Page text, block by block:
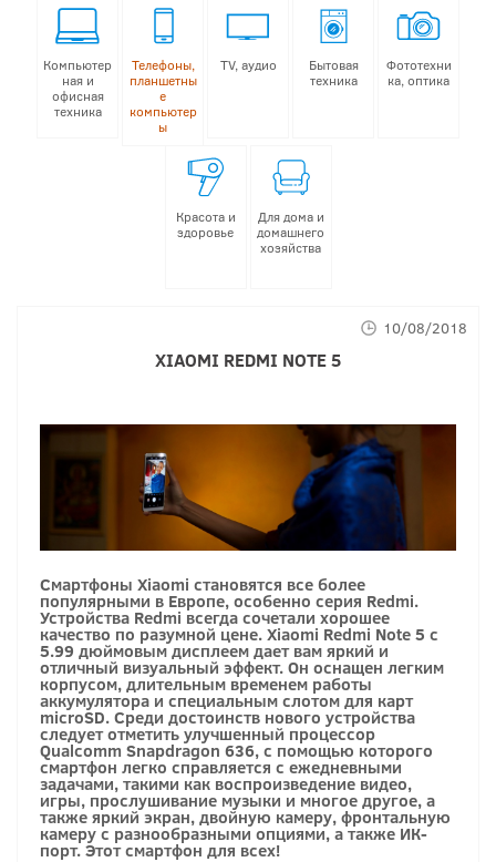
Компьютер
ная и
офисная
техника
Телефоны,
планшетны
е
компьютер
ы
TV, аудио
Бытовая
техника
Фототехни
ка, оптика
Красота и
здоровье
Для дома и
домашнего
хозяйства
XIAOMI REDMI NOTE5
10/08/2018
Смартфоны Xiaomi становятся все более
популярными в Европе, особенно серия Redmi.
Устройства Redmi всегда сочетали хорошее
качество по разумной цене. Xiaomi Redmi Note 5 c
5.99 дюймовым дисплеем дает вам яркий и
отличный визуальный эффект. Он оснащен легким
корпусом, длительным временем работы
аккумулятора и специальным слотом для карт
microSD. Среди достоинств нового устройства
следует отметить улучшенный процессор
Qualcomm Snapdragon 636, с помощью которого
смартфон легко справляется с ежедневными
задачами, такими как воспроизведение видео,
игры, прослушивание музыки и многое другое, а
также яркий экран, двойную камеру, фронтальную
камеру с разнообразными опциями, а также ИК-
порт. Этот смартфон для всех!